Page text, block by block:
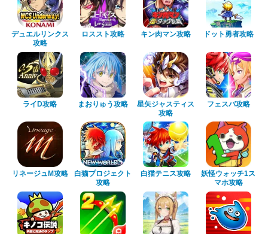
デュエルリンクス
攻略
ロススト攻略 キン肉マン攻略 ドット勇者攻略
ライD攻略 まおりゅう攻略
星矢ジャスティス
攻略
フェスバ攻略
リネージュM攻略
白猫プロジェクト
攻略
白猫テニス攻略
妖怪ウォッチ1ス
マホ攻略